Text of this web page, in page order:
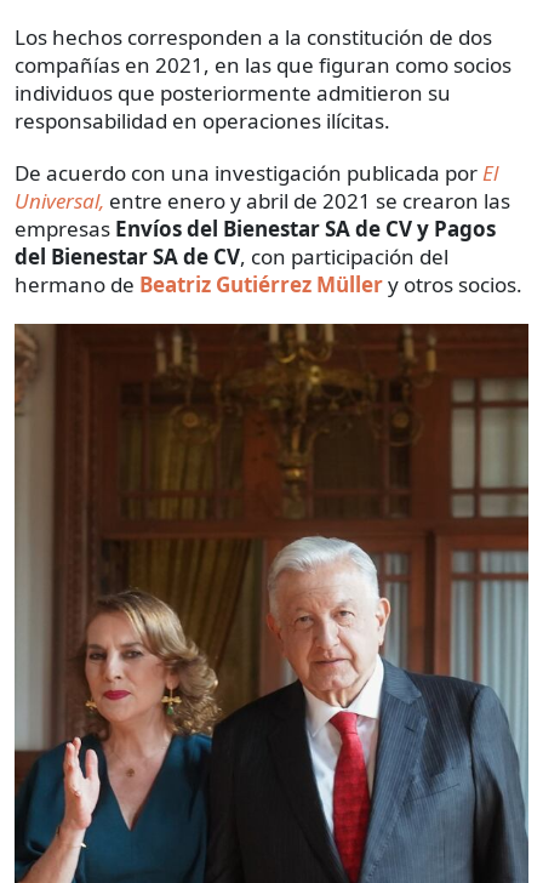
Los hechos corresponden a la constitución de dos
compañías en 2021, en las que figuran como socios
individuos que posteriormente admitieron su
responsabilidad en operaciones ilícitas.
De acuerdo con una investigación publicada porEl
Universal, entre enero y abril de 2021 se crearon las
empresas Envíos del Bienestar SA de CV y Pagos
del Bienestar SA de CV, con participación del
hermano de Beatriz Gutiérrez Müllery otros socios.